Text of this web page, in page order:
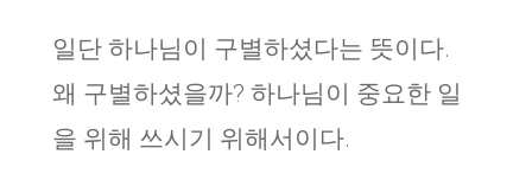
일단 하나님이 구별하셨다는 뜻이다.
왜 구별하셨을까? 하나님이 중요한 일
을 위해 쓰시기 위해서이다.